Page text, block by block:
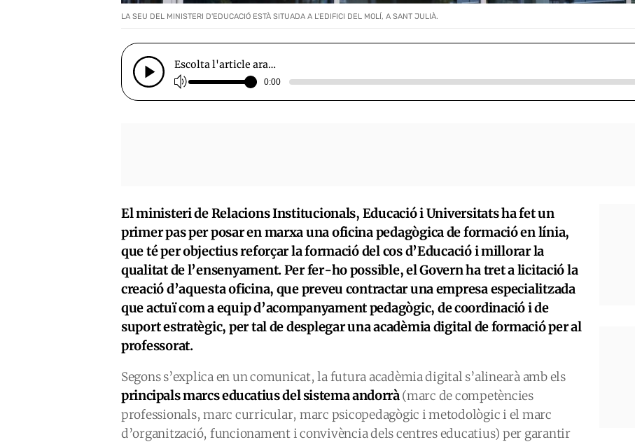
LA SEU DEL MINISTERI D'EDUCACIÓ ESTÀ SITUADA A L'EDIFICI DEL MOLÍ, A SANT JULIÀ.
Escolta l'article ara…
0:00
El ministeri de Relacions Institucionals, Educació i Universitats ha fet un
primer pas per posar en marxa una oficina pedagògica de formació en línia,
que té per objectius reforçar la formació del cos d’Educació i millorar la
qualitat de l’ensenyament. Per fer-ho possible, el Govern ha tret a licitació la
creació d’aquesta oficina, que preveu contractar una empresa especialitzada
que actuï com a equip d’acompanyament pedagògic, de coordinació i de
suport estratègic, per tal de desplegar una acadèmia digital de formació per al
professorat.
Segons s’explica en un comunicat, la futura acadèmia digital s’alinearà amb els
principals marcs educatius del sistema andorrà(marc de competències
professionals, marc curricular, marc psicopedagògic i metodològic i el marc
d’organització, funcionament i convivència dels centres educatius) per garantir